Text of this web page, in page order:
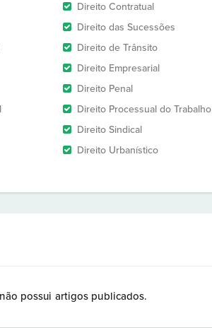
Direito Contratual
Direito das Sucessões
Direito de Trânsito
Direito Empresarial
Direito Penal
Direito Processual do Trabalho
Direito Sindical
Direito Urbanístico
possui artigos publicados.